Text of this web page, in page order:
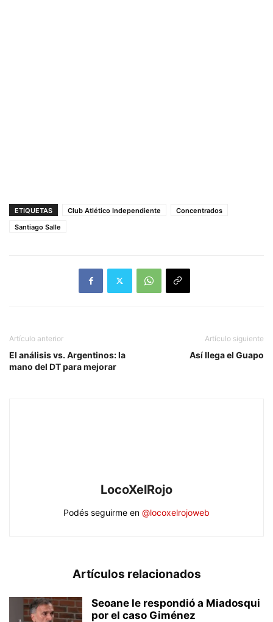
ETIQUETAS Club Atlético Independiente
Concentrados
Santiago Salle
Artículo anterior
El análisis vs. Argentinos: la
mano del DT para mejorar
Artículo siguiente
Así llega el Guapo
LocoXelRojo
Podés seguirme en @locoxelrojoweb
Artículos relacionados
Seoane le respondió a Miadosqui
por el caso Giménez